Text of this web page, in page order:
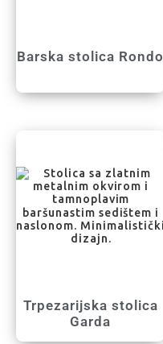
Barska stolica Rondo
Trpezarijska stolica
Garda